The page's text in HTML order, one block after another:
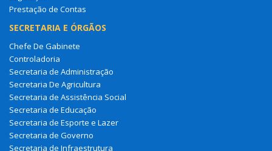
SECRETARIA E ÓRGÃOS
Chefe De Gabinete
Controladoria
Secretaria de Administração
Secretaria De Agricultura
Secretaria de Assistência Social
Secretaria de Educação
Secretaria de Esporte e Lazer
Secretaria de Governo
Secretaria de Infraestrutura
Secretaria De Saúde